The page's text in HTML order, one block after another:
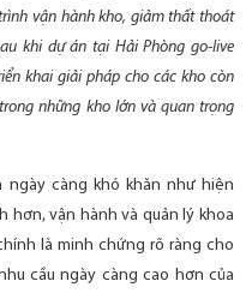
vận hành kho, giảm thất thoát
khi dự án tại Hải Phòng go-live
khai giải pháp cho các kho còn
những kho lớn và quan trọng
ngày càng khó khăn như hiện
hơn, vận hành và quản lý khoa
là minh chứng rõ ràng cho
cầu ngày càng cao hơn của